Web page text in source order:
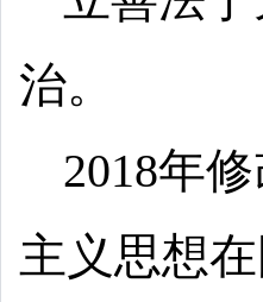
治。
2018年
主义思想